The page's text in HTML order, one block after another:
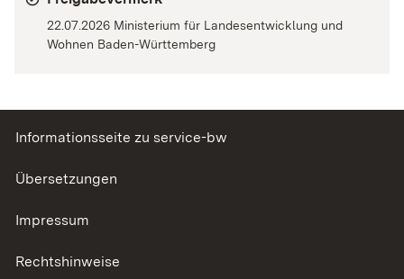
22.07.2026 Ministerium für Landesentwicklung und
Wohnen Baden-Württemberg
Informationsseite zu service-bw
Übersetzungen
Impressum
Rechtshinweise